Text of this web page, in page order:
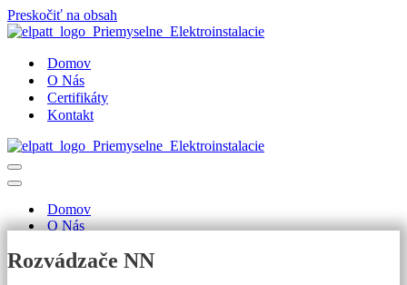
Preskočiť na obsah
Domov
O Nás
Certifikáty
Kontakt
Menu
navigácie
Menu
navigácieDomov
O Nás
Kontakt
Rozvádzače NN